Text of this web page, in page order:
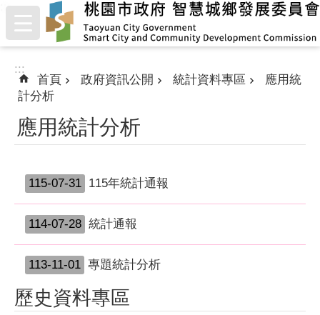
跳到主要內容區塊
:::
:::
首頁 政府資訊公開 統計資料專區
應用統
計分析
應用統計分析
115-07-31 115年統計通報
114-07-28 統計通報
113-11-01 專題統計分析
歷史資料專區